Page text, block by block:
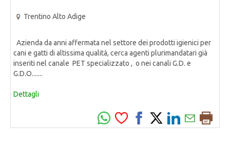
Trentino Alto Adige
Azienda da anni affermata nel settore dei prodotti igienici per
cani e gatti di altissima qualità, cerca agenti plurimandatari già
inseriti nel canale PET specializzato , o nei canali G.D. e
G.D.O.......
Dettagli